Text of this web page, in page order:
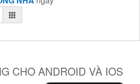
CHO ANDROID VÀ IOS